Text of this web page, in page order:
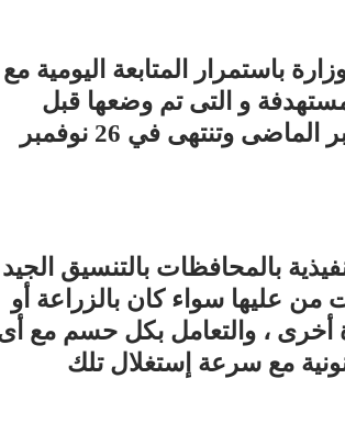
باستمرار المتابعة اليومية مع
و التى تم وضعها قبل
إنطلاق الموجة الـ 18 والتي بدأت في 13 سبتمبر الماضى وتنتهى في 26 نوفمبر
بالمحافظات بالتنسيق الجيد
من عليها سواء كان بالزراعة أو
أخرى ، والتعامل بكل حسم مع
مع سرعة إستغلال تلك